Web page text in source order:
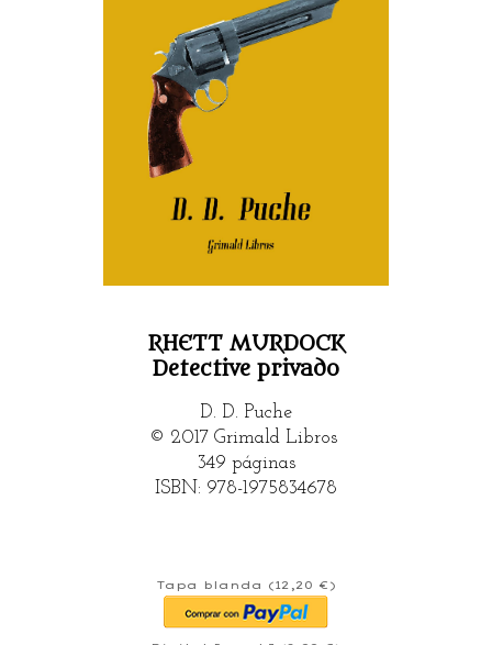
RHETT MURDOCK
Detective privado
D. D. Puche
© 2017 Grimald Libros
349 páginas
ISBN: 978-1975834678
Tapa blanda (12,20 €)